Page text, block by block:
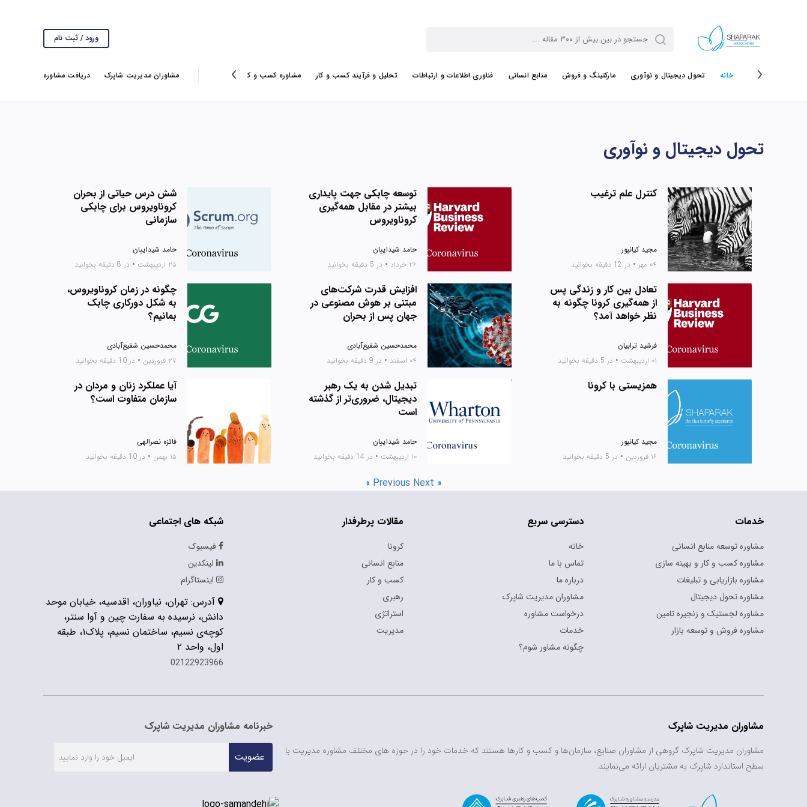
ورود / ثبت نام
خانه تحول دیجیتال و نوآوری مارکتینگ و فروش منابع انسانی فناوری اطلاعات و ارتباطات تحلیل و فرآیند کسب و کار مشاوره کسب و کار گزارش ها ویروس کرونامشاوران مدیریت شاپرک دریافت مشاوره
تحول دیجیتال و نوآوری
کنترل علم ترغیب
مجید کیانپور
۰۴ مهر
• در 12 دقیقه بخوانید
توسعه چابکی جهت پایداری
بیشتر در مقابل همه‌گیری
کروناویروس
حامد شیداییان
۲۶ خرداد
• در 5 دقیقه بخوانید
شش درس حیاتی از بحران
کروناویروس برای چابکی
سازمانی
حامد شیداییان
۲۵ اردیبهشت
• در 8 دقیقه بخوانید
تعادل بین کار و زندگی پس
از همه‌گیری کرونا چگونه به
نظر خواهد آمد؟
فرشید ترابیان
۰۱ اردیبهشت
• در 5 دقیقه بخوانید
افزایش قدرت شرکت‌های
مبتنی بر هوش مصنوعی در
جهان پس از بحران
محمدحسین شفیع‌آبادی
۰۴ اسفند
• در 9 دقیقه بخوانید
چگونه در زمان کروناویروس،
به شکل دورکاری چابک
بمانیم؟
محمدحسین شفیع‌آبادی
۲۷ فروردین
• در 10 دقیقه بخوانید
همزیستی با کرونا
مجید کیانپور
۱۶ فروردین
• در 5 دقیقه بخوانید
تبدیل شدن به یک رهبر
دیجیتال، ضروری‌تر از گذشته
است
حامد شیداییان
۱۰ اردیبهشت
• در 14 دقیقه بخوانید
آیا عملکرد زنان و مردان در
سازمان متفاوت است؟
فائزه نصرالهی
۱۵ بهمن
• در 10 دقیقه بخوانید
« Previous Next »
خدمات
مشاوره توسعه منابع انسانی
مشاوره کسب و کار و بهینه سازی
مشاوره بازاریابی و تبلیغات
مشاوره تحول دیجیتال
مشاوره لجستیک و زنجیره تامین
مشاوره فروش و توسعه بازار
دسترسی سریع
خانه
تماس با ما
درباره ما
مشاوران مدیریت شاپرک
درخواست مشاوره
خدمات
چگونه مشاور شوم؟
مقالات پرطرفدار
کرونا
منابع انسانی
کسب و کار
رهبری
استراتژی
مدیریت
شبکه های اجتماعی
فیسبوک
لینکدین
اینستاگرام
آدرس: تهران، نیاوران، اقدسیه، خیابان موحد
دانش، نرسیده به سفارت چین و آوا سنتر،
کوچه‌ی نسیم، ساختمان نسیم، پلاک۱، طبقه
اول، واحد ۲
02122923966
مشاوران مدیریت شاپرک
مشاوران مدیریت شاپرک گروهی از مشاوران صنایع، سازمان‌ها و کسب و کارها هستند که خدمات خود را در حوزه های مختلف مشاوره مدیریت با
سطح استاندارد شاپرک به مشتریان ارائه می‌نمایند.
خبرنامه مشاوران مدیریت شاپرک
عضویت